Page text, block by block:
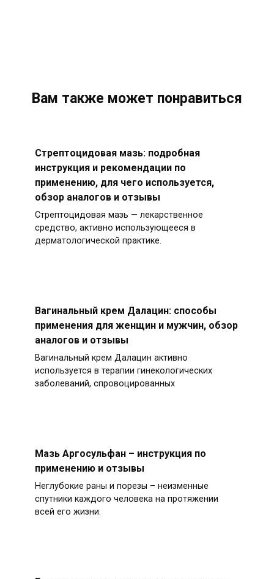
Вам также может понравиться
Стрептоцидовая мазь: подробная
инструкция и рекомендации по
применению, для чего используется,
обзор аналогов и отзывы
Стрептоцидовая мазь — лекарственное
средство, активно использующееся в
дерматологической практике.
Вагинальный крем Далацин: способы
применения для женщин и мужчин, обзор
аналогов и отзывы
Вагинальный крем Далацин активно
используется в терапии гинекологических
заболеваний, спровоцированных
Мазь Аргосульфан – инструкция по
применению и отзывы
Неглубокие раны и порезы – неизменные
спутники каждого человека на протяжении
всей его жизни.